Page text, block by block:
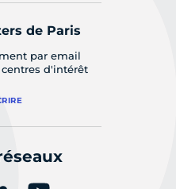
de Paris
par email
d'intérêt